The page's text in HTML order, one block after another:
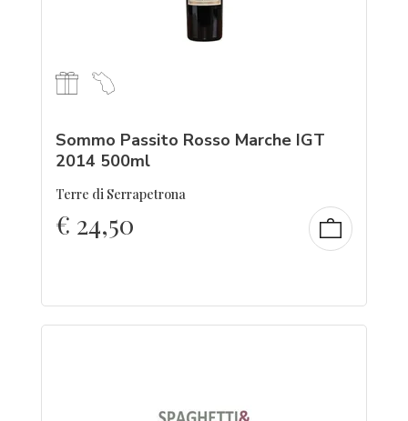
Sommo Passito Rosso Marche IGT
2014 500ml
Terre di Serrapetrona
€ 24,50